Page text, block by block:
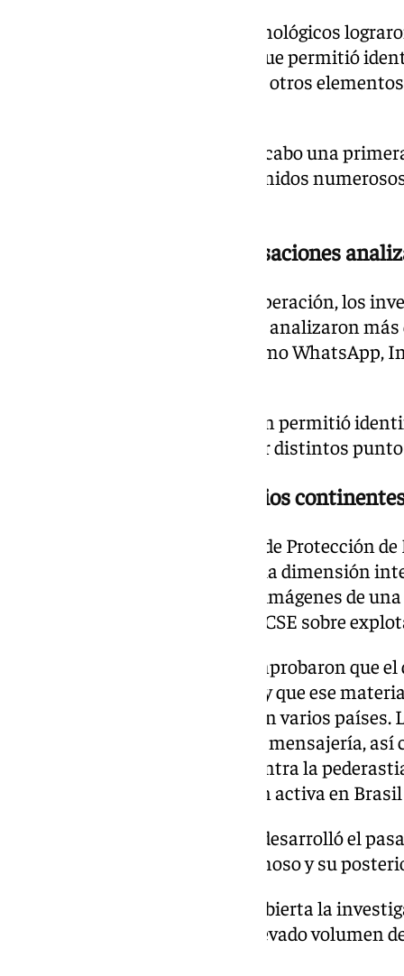
Los especialistas en delitos tecnológicos
almacenada en el terminal, lo que permitió
electrónico, líneas telefónicas y otros
En diciembre de 2025 se llevó a cabo una
domicilio, donde fueron intervenidos
Más de un millón de conversaciones
Durante la segunda fase de la operación, los
de 500.000 imágenes y vídeos y analizaron
mantenidas en plataformas como WhatsApp,
El cruce de toda esa información permitió
víctimas directas repartidas por distintos
Material distribuido por varios
La colaboración con la Sección de Protección
de Ciberdelincuencia confirmó la dimensión
forenses determinaron que las imágenes de
la base de datos internacional ICSE sobre
Además, los investigadores comprobaron que
archivos originales desde 2022 y que ese
investigaciones desarrolladas en varios
redes sociales y aplicaciones de mensajería,
intervenidos en operaciones contra la
incluso a localizarse en difusión activa en
La fase final de la operación se desarrolló el
detención definitiva del sospechoso y su
La Policía Nacional mantiene abierta la
de nuevas víctimas debido al elevado volumen